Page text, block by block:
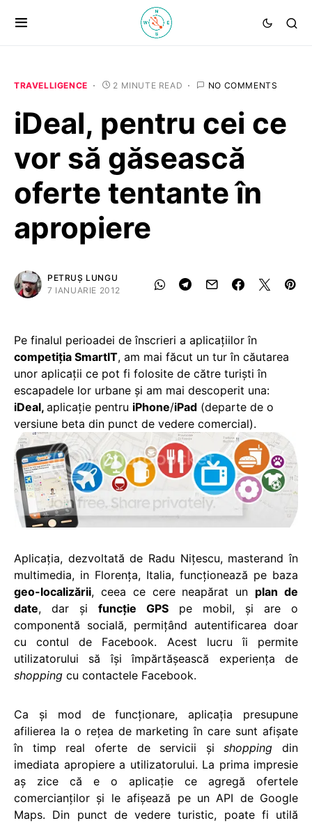
TRAVELLIGENCE 2 MINUTE READ NO COMMENTS
iDeal, pentru cei ce
vor să găsească
oferte tentante în
apropiere
PETRUȘ LUNGU
7 IANUARIE 2012
Pe finalul perioadei de înscrieri a aplicațiilor în
competiția SmartIT, am mai făcut un tur în căutarea
unor aplicații ce pot fi folosite de către turiști în
escapadele lor urbane și am mai descoperit una:
iDeal, aplicație pentru iPhone/iPad (departe de o
versiune beta din punct de vedere comercial).
Aplicația, dezvoltată de Radu Nițescu, masterand în
multimedia, in Florența, Italia, funcționează pe baza
geo-localizării, ceea ce cere neapărat un plan de
date, dar și funcție GPS pe mobil, și are o
componentă socială, permițând autentificarea doar
cu contul de Facebook. Acest lucru îi permite
utilizatorului să își împărtășească experiența de
shopping cu contactele Facebook.
Ca și mod de funcționare, aplicația presupune
afilierea la o rețea de marketing în care sunt afișate
în timp real oferte de servicii șishopping din
imediata apropiere a utilizatorului. La prima impresie
aș zice că e o aplicație ce agregă ofertele
comercianților și le afișează pe un API de Google
Maps. Din punct de vedere turistic, poate fi utilă